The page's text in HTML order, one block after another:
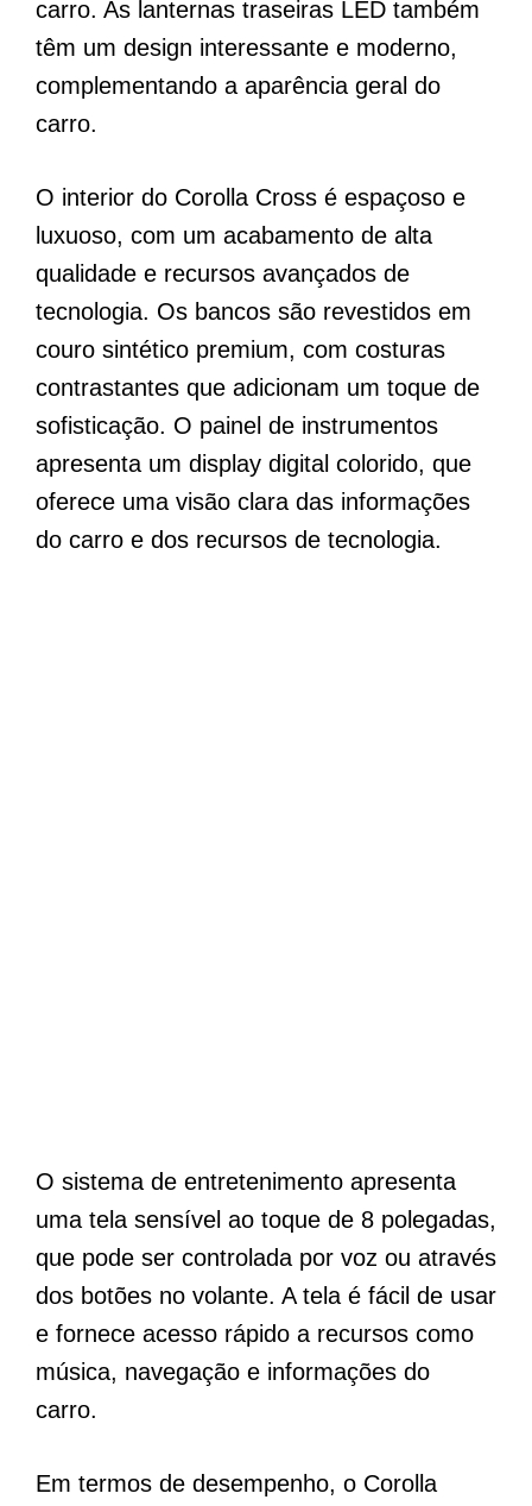
carro. As lanternas traseiras LED também
têm um design interessante e moderno,
complementando a aparência geral do
carro.
O interior do Corolla Cross é espaçoso e
luxuoso, com um acabamento de alta
qualidade e recursos avançados de
tecnologia. Os bancos são revestidos em
couro sintético premium, com costuras
contrastantes que adicionam um toque de
sofisticação. O painel de instrumentos
apresenta um display digital colorido, que
oferece uma visão clara das informações
do carro e dos recursos de tecnologia.
O sistema de entretenimento apresenta
uma tela sensível ao toque de 8 polegadas,
que pode ser controlada por voz ou através
dos botões no volante. A tela é fácil de usar
e fornece acesso rápido a recursos como
música, navegação e informações do
carro.
Em termos de desempenho, o Corolla